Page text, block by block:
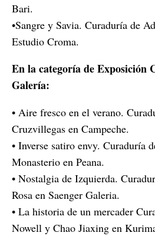
Bari.
•Sangre y Savia. Curaduría de
Estudio Croma.
En la categoría de Exposición
Galería:
• Aire fresco en el verano.
Cruzvillegas en Campeche.
• Inverse satiro envy. Curaduría
Monasterio en Peana.
• Nostalgia de Izquierda.
Rosa en Saenger Galeria.
• La historia de un mercader
Nowell y Chao Jiaxing en